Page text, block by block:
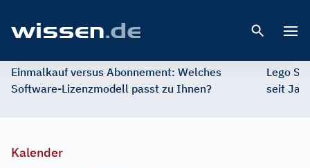
Einmalkauf versus Abonnement: Welches
Software-Lizenzmodell passt zu Ihnen?
Lego
seit
Kalender